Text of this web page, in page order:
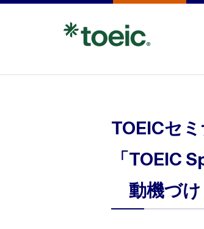
TOEICセ
「TOEIC
動機づけ